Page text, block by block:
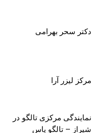
دکتر سحر بهرامی
مرکز لیزر آرا
نمایندگی مرکزی تالگو در
شیراز – تالگو یاس